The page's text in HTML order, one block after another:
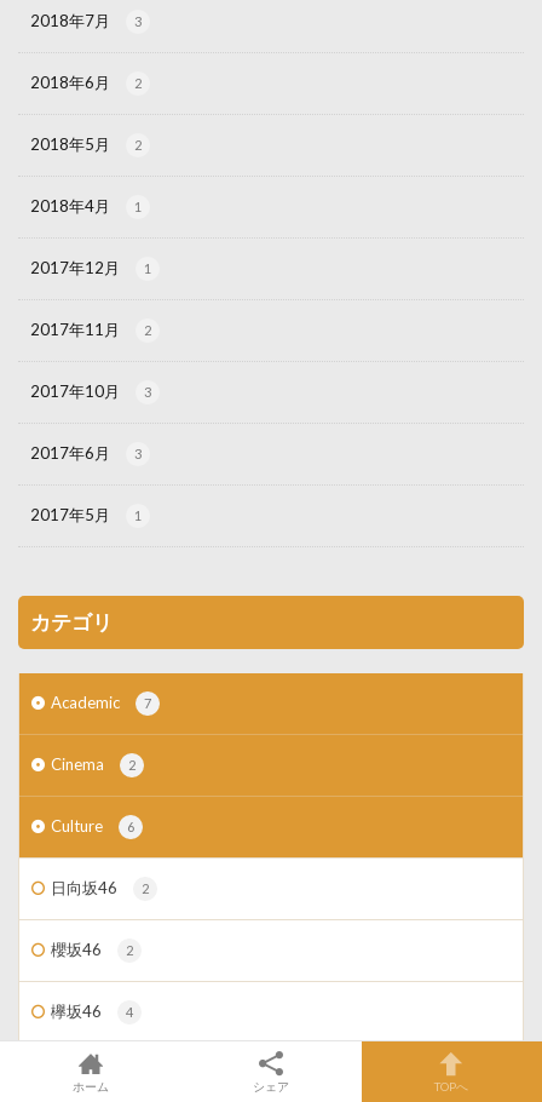
2018年7月 3
2018年6月 2
2018年5月 2
2018年4月 1
2017年12月 1
2017年11月 2
2017年10月 3
2017年6月 3
2017年5月 1
カテゴリ
Academic 7
Cinema 2
Culture 6
日向坂46 2
櫻坂46 2
欅坂46 4
Driving
ホーム シェア TOPへ